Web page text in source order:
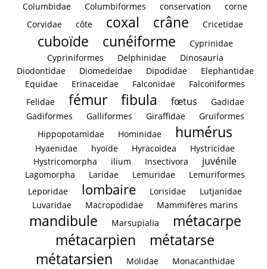
Columbidae
Columbiformes conservation
corne
Corvidae
côte coxal crâne Cricetidae
cuboïde cunéiforme
Cyprinidae
Cypriniformes
Delphinidae
Dinosauria
Diodontidae
Diomedeidae Dipodidae
Elephantidae
Equidae
Erinaceidae Falconidae
Falconiformes
Felidae
fémur fibula fœtus
Gadidae
Gadiformes
Galliformes Giraffidae
Gruiformes
Hippopotamidae
Hominidae humérus
Hyaenidae hyoïde Hyracoidea
Hystricidae
Hystricomorpha
ilium Insectivora juvénile
Lagomorpha Laridae Lemuridae
Lemuriformes
Leporidae
lombaire Lorisidae
Lutjanidae
Luvaridae
Macropodidae Mammifères marins
mandibule Marsupialia
métacarpe
métacarpien
métatarse
métatarsien
Molidae
Monacanthidae